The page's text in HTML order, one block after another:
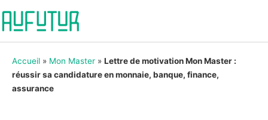
Accueil » Mon Master » Lettre de motivation Mon Master :
réussir sa candidature en monnaie, banque, finance,
assurance